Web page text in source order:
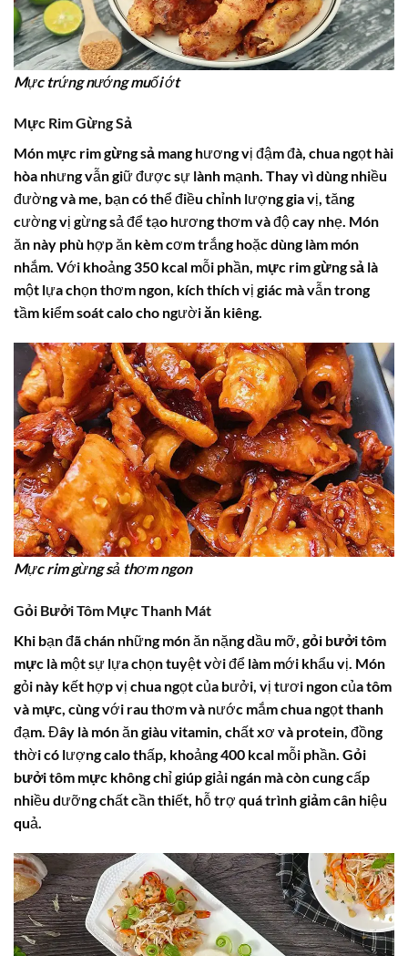
Mực trứng nướng muối ớt
Mực Rim Gừng Sả
Món mực rim gừng sả mang hương vị đậm đà, chua ngọt hài
hòa nhưng vẫn giữ được sự lành mạnh. Thay vì dùng nhiều
đường và me, bạn có thể điều chỉnh lượng gia vị, tăng
cường vị gừng sả để tạo hương thơm và độ cay nhẹ. Món
ăn này phù hợp ăn kèm cơm trắng hoặc dùng làm món
nhắm. Với khoảng 350 kcal mỗi phần, mực rim gừng sả là
một lựa chọn thơm ngon, kích thích vị giác mà vẫn trong
tầm kiểm soát calo cho ngườiăn kiêng.
Mực rim gừng sả thơm ngon
Gỏi Bưởi Tôm Mực Thanh Mát
Khi bạn đã chán những món ăn nặng dầu mỡ, gỏi bưởi tôm
mực là một sự lựa chọn tuyệt vời để làm mới khẩu vị. Món
gỏi này kết hợp vị chua ngọt của bưởi, vị tươi ngon của tôm
và mực, cùng với rau thơm và nước mắm chua ngọt thanh
đạm. Đây là món ăn giàu vitamin, chất xơ và protein, đồng
thời có lượng calo thấp, khoảng 400 kcal mỗi phần. Gỏi
bưởi tôm mực không chỉ giúp giải ngán mà còn cung cấp
nhiều dưỡng chất cần thiết, hỗ trợ quá trìnhgiảm cân hiệu
quả.